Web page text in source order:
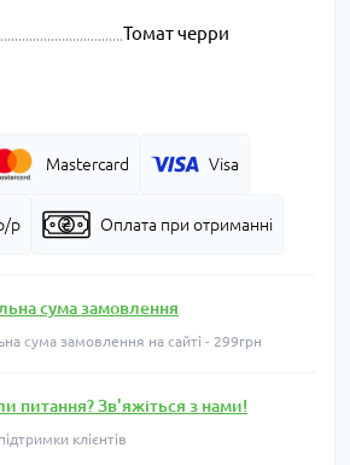
Томат черри
Mastercard Visa
р Оплата при отриманні
сума замовлення
сума замовлення на сайті - 299грн
питання? Зв'яжіться з нами!
клієнтів